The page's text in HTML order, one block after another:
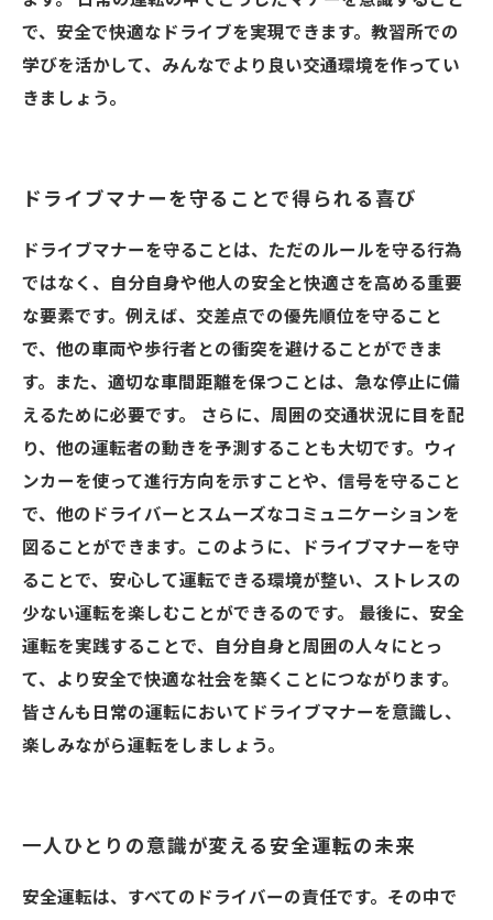
で、安全で快適なドライブを実現できます。教習所での
学びを活かして、みんなでより良い交通環境を作ってい
きましょう。
ドライブマナーを守ることで得られる喜び
ドライブマナーを守ることは、ただのルールを守る行為
ではなく、自分自身や他人の安全と快適さを高める重要
な要素です。例えば、交差点での優先順位を守ること
で、他の車両や歩行者との衝突を避けることができま
す。また、適切な車間距離を保つことは、急な停止に備
えるために必要です。 さらに、周囲の交通状況に目を配
り、他の運転者の動きを予測することも大切です。ウィ
ンカーを使って進行方向を示すことや、信号を守ること
で、他のドライバーとスムーズなコミュニケーションを
図ることができます。このように、ドライブマナーを守
ることで、安心して運転できる環境が整い、ストレスの
少ない運転を楽しむことができるのです。 最後に、安全
運転を実践することで、自分自身と周囲の人々にとっ
て、より安全で快適な社会を築くことにつながります。
皆さんも日常の運転においてドライブマナーを意識し、
楽しみながら運転をしましょう。
一人ひとりの意識が変える安全運転の未来
安全運転は、すべてのドライバーの責任です。その中で